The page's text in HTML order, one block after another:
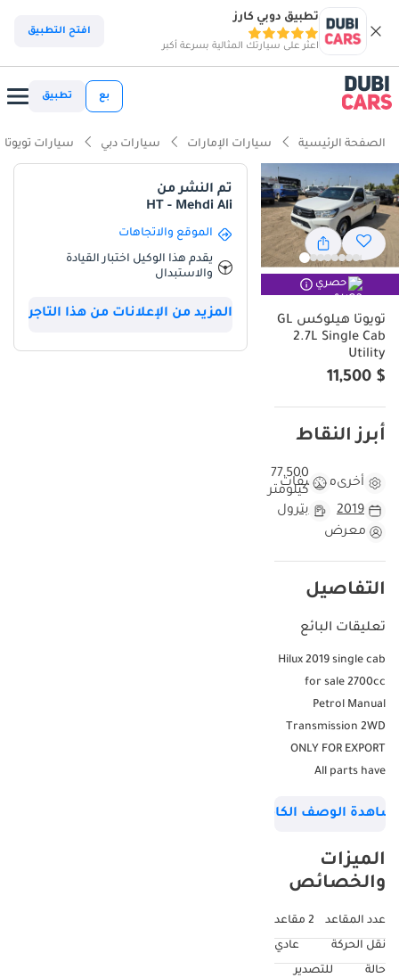
تطبيق دوبي كارز
اعثر على سيارتك المثالية بسرعة أكبر
افتح التطبيق
بع تطبيق
الصفحة الرئيسية سيارات الإمارات سيارات دبي سيارات تويوتا
حصري
تويوتا هيلوكس GL
2.7L Single Cab
Utility
$ 11,500
أبرز النقاط
أخرىمواصفات
77,500
كيلومتر
2019
بترول
معرض
التفاصيل
تعليقات البائع
Hilux 2019 single cab
for sale 2700cc
Petrol Manual
Transmission 2WD
ONLY FOR EXPORT
All parts have
issues at all, just buy
perfect condition
inside and out.
الوصف الكامل
الميزات
والخصائص
عدد المقاعد
2 مقاعد
نقل الحركة
عادي
حالة
للتصدير
تم النشر من
HT - Mehdi Ali
الموقع والاتجاهات
يقدم هذا الوكيل اختبار القيادة
والاستبدال
المزيد من الإعلانات من هذا التاجر